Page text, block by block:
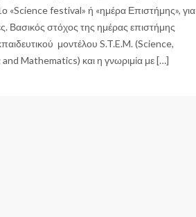
«Science festival» ή «ημέρα Επιστήμης», για
Βασικός στόχος της ημέρας επιστήμης
μοντέλου S.T.E.M. (Science,
Mathematics) και η γνωριμία με […]